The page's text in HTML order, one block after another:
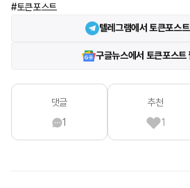
#토큰포스트
텔레그램에서 토큰포스트
구글뉴스에서 토큰포스트
댓글
1
추천
1